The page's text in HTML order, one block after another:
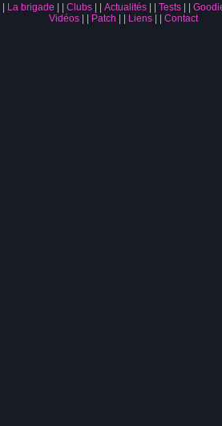
La brigade | Clubs| Actualités| Tests|
Vidéos| Patch | Liens| Contact